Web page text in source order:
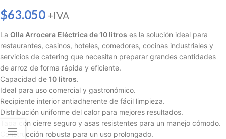
$63.050 +IVA
La Olla Arrocera Eléctrica de 10 litros es la solución ideal para
restaurantes, casinos, hoteles, comedores, cocinas industriales y
servicios de catering que necesitan preparar grandes cantidades
de arroz de forma rápida y eficiente.
Capacidad de 10 litros.
Ideal para uso comercial y gastronómico.
Recipiente interior antiadherente de fácil limpieza.
Distribución uniforme del calor para mejores resultados.
Tapa con cierre seguro y asas resistentes para un manejo cómodo.
Construcción robusta para un uso prolongado.